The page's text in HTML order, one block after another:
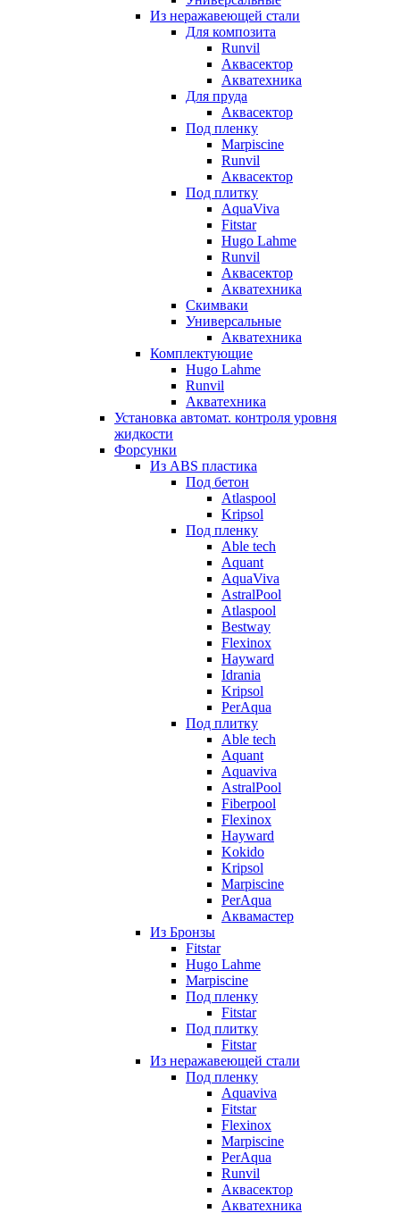
Из неражавеющей стали
Для композита
Runvil
Аквасектор
Акватехника
Для пруда
Аквасектор
Под пленку
Marpiscine
Runvil
Аквасектор
Под плитку
AquaViva
Fitstar
Hugo Lahme
Runvil
Аквасектор
Акватехника
Скимваки
Универсальные
Акватехника
Комплектующие
Hugo Lahme
Runvil
Акватехника
Установка автомат. контроля уровня
жидкости
Форсунки
Из ABS пластика
Под бетон
Atlaspool
Kripsol
Под пленку
Able tech
Aquant
AquaViva
AstralPool
Atlaspool
Bestway
Flexinox
Hayward
Idrania
Kripsol
PerAqua
Под плитку
Able tech
Aquant
Aquaviva
AstralPool
Fiberpool
Flexinox
Hayward
Kokido
Kripsol
Marpiscine
PerAqua
Аквамастер
Из Бронзы
Fitstar
Hugo Lahme
Marpiscine
Под пленку
Fitstar
Под плитку
Fitstar
Из неражавеющей стали
Под пленку
Aquaviva
Fitstar
Flexinox
Marpiscine
PerAqua
Runvil
Аквасектор
Акватехника